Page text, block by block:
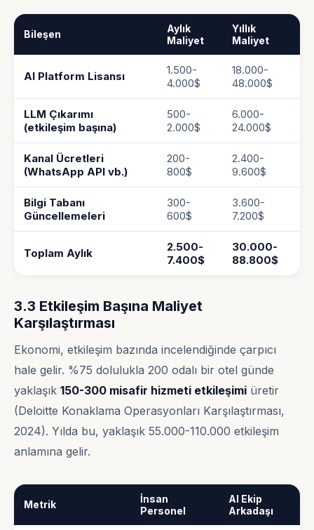
Bileşen
Aylık
Maliyet
Yıllık
Maliyet
AI Platform Lisansı
1.500-
4.000$
18.000-
48.000$
LLM Çıkarımı
(etkileşim başına)
500-
2.000$
6.000-
24.000$
Kanal Ücretleri
(WhatsApp API vb.)
200-
800$
2.400-
9.600$
Bilgi Tabanı
Güncellemeleri
300-
600$
3.600-
7.200$
Toplam Aylık
2.500-
7.400$
30.000-
88.800$
3.3 Etkileşim Başına Maliyet
Karşılaştırması
Ekonomi, etkileşim bazında incelendiğinde çarpıcı
hale gelir. %75 dolulukla 200 odalı bir otel günde
yaklaşık 150-300 misafir hizmeti etkileşimi üretir
(Deloitte Konaklama Operasyonları Karşılaştırması,
2024). Yılda bu, yaklaşık 55.000-110.000 etkileşim
anlamına gelir.
Metrik
İnsan
Personel
AI Ekip
Arkadaşı